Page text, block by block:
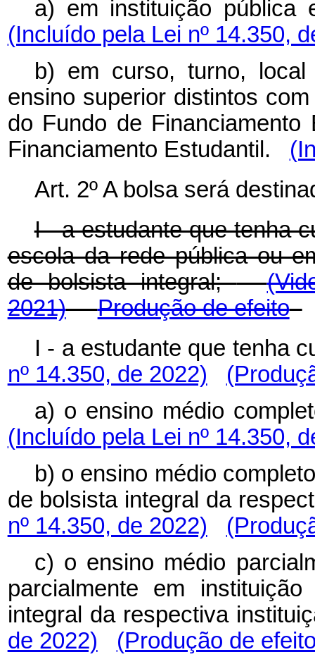
a) em instituição pública
(Incluído pela Lei nº 14.350,
b) em curso, turno,
ensino superior distintos
do Fundo de
Financiamento Estudantil.
Art. 2º A bolsa será
I - a estudante que tenha
escola da rede pública ou
de bolsista integral;
2021)
Produção de efeito
I - a estudante que
nº 14.350, de 2022)
a) o ensino médio
(Incluído pela Lei nº 14.350,
b) o ensino médio
de bolsista integral da
nº 14.350, de 2022)
c) o ensino médio
parcialmente em
integral da respectiva
de 2022)
(Produção de